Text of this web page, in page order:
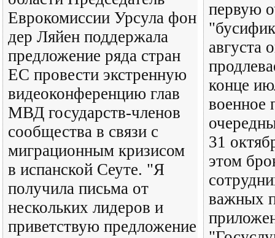
Еврокомиссии Урсула фон
дер Ляйен поддержала
предложение ряда стран
ЕС провести экстренную
видеоконференцию глав
МВД государств-членов
сообщества в связи с
миграционным кризисом
в испанской Сеуте. "Я
получила письма от
нескольких лидеров и
приветствую предложение
первую
августа
конце
военное
31
этом
важных